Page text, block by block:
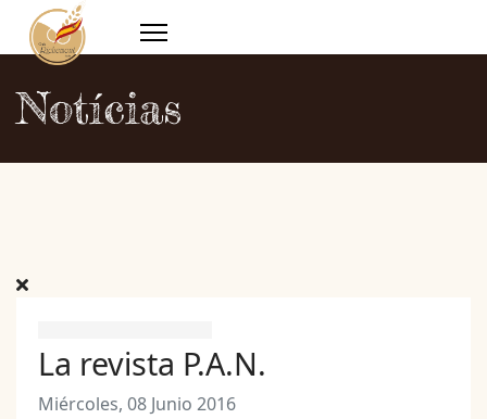
Notícias
La revista P.A.N.
Miércoles, 08 Junio 2016